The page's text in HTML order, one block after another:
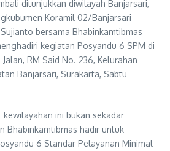
ditunjukkan diwilayah Banjarsari,
Koramil 02/Banjarsari
bersama Bhabinkamtibmas
kegiatan Posyandu 6 SPM di
RM Said No. 236, Kelurahan
Banjarsari, Surakarta, Sabtu
kewilayahan ini bukan sekadar
Bhabinkamtibmas hadir untuk
6 Standar Pelayanan Minimal